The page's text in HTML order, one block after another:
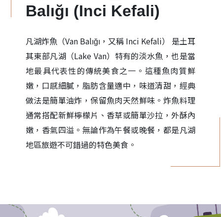
Balığı (Inci Kefali)
凡湖炸魚（Van Balığı，又稱 Inci Kefali） 是土耳
其東部凡湖（Lake Van）特有的淡水魚，也是當
地最具代表性的傳統美食之一。這種魚肉質鮮
嫩，口感細膩，脂肪含量適中，味道清甜，經典
做法是簡單油炸，保留魚肉天然鮮味。炸魚料理
通常搭配新鮮檸檬片、香草或簡單沙拉，外酥內
嫩，香氣四溢。無論作為午餐或晚餐，都是凡湖
地區旅遊不可錯過的特色美食。